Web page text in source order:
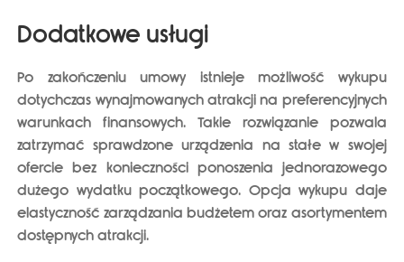
Dodatkowe usługi
Po zakończeniu umowy istnieje możliwość wykupu
dotychczas wynajmowanych atrakcji na preferencyjnych
warunkach finansowych. Takie rozwiązanie pozwala
zatrzymać sprawdzone urządzenia na stałe w swojej
ofercie bez konieczności ponoszenia jednorazowego
dużego wydatku początkowego. Opcja wykupu daje
elastyczność zarządzania budżetem oraz asortymentem
dostępnych atrakcji.